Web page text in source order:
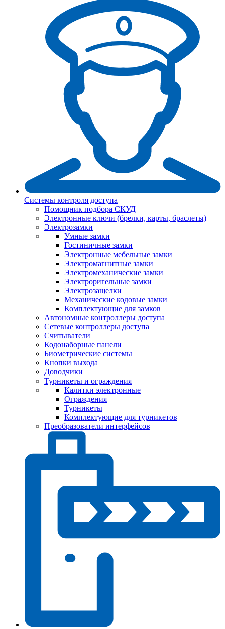
Системы контроля доступа
Помощник подбора СКУД
Электронные ключи (брелки, карты, браслеты)
Электрозамки
Умные замки
Гостиничные замки
Электронные мебельные замки
Электромагнитные замки
Электромеханические замки
Электроригельные замки
Электрозащелки
Механические кодовые замки
Комплектующие для замков
Автономные контроллеры доступа
Сетевые контроллеры доступа
Считыватели
Кодонаборные панели
Биометрические системы
Кнопки выхода
Доводчики
Турникеты и ограждения
Калитки электронные
Ограждения
Турникеты
Комплектующие для турникетов
Преобразователи интерфейсов